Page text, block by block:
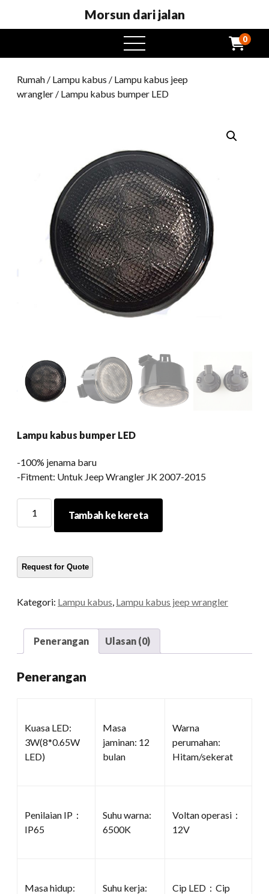
Morsun dari jalan
Buka
menu
0
Rumah / Lampu kabus / Lampu kabus jeep
wrangler / Lampu kabus bumper LED
Lampu kabus bumper LED
-100% jenama baru
-Fitment: Untuk Jeep Wrangler JK 2007-2015
kabus
kuantiti
Tambah ke kereta
Kategori: Lampu kabus Lampu kabus jeep wrangler
Penerangan Ulasan (0)
Penerangan
Kuasa LED:
3W(8*0.65W
LED)
Masa
jaminan: 12
bulan
Warna
perumahan:
Hitam/sekerat
Penilaian IP：
IP65
Suhu warna:
6500K
Voltan operasi：
12V
Masa hidup:
Suhu kerja:
Cip LED：Cip